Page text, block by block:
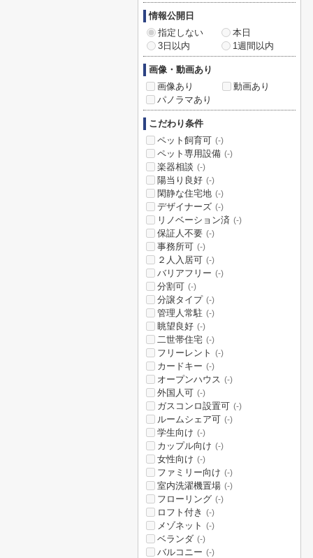
情報公開日
指定しない
本日
3日以内
1週間以内
画像・動画あり
画像あり
動画あり
パノラマあり
こだわり条件
ペット飼育可 (-)
ペット専用設備 (-)
楽器相談 (-)
陽当り良好 (-)
閑静な住宅地 (-)
デザイナーズ (-)
リノベーション済 (-)
保証人不要 (-)
事務所可 (-)
２人入居可 (-)
バリアフリー (-)
分割可 (-)
分譲タイプ (-)
管理人常駐 (-)
眺望良好 (-)
二世帯住宅 (-)
フリーレント (-)
カードキー (-)
オープンハウス (-)
外国人可 (-)
ガスコンロ設置可 (-)
ルームシェア可 (-)
学生向け (-)
カップル向け (-)
女性向け (-)
ファミリー向け (-)
室内洗濯機置場 (-)
フローリング (-)
ロフト付き (-)
メゾネット (-)
ベランダ (-)
バルコニー (-)